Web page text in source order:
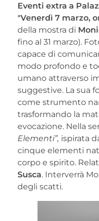
Eventi extra a
*Venerdì 7 marzo,
della mostra di
fino al 31 marzo).
capace di
modo profondo e
umano attraverso
suggestive. La sua
come strumento
trasformando la
evocazione. Nella
Elementi”, ispirata
cinque elementi
corpo e spirito.
Susca. Interverrà
degli scatti.